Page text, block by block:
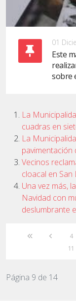
01
Este
sobre
La
cuadras en
La
pavimentación
Vecinos
cloacal en
Una vez más,
Navidad con
deslumbrante
4
11
Página 9 de 14